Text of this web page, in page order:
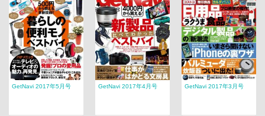
GetNavi 2017年5月号 GetNavi 2017年4月号 GetNavi 2017年3月号